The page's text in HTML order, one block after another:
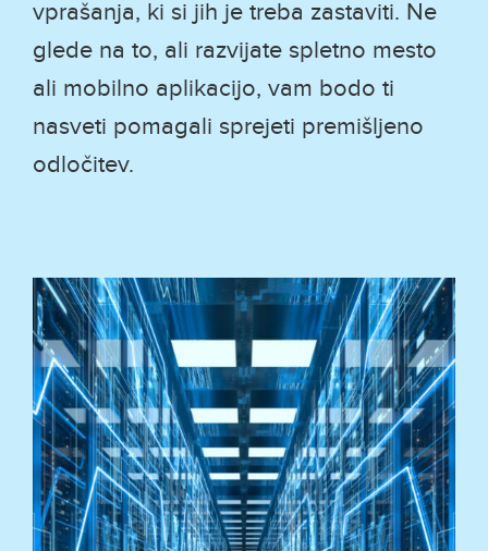
vprašanja, ki si jih je treba zastaviti. Ne
glede na to, ali razvijate spletno mesto
ali mobilno aplikacijo, vam bodo ti
nasveti pomagali sprejeti premišljeno
odločitev.